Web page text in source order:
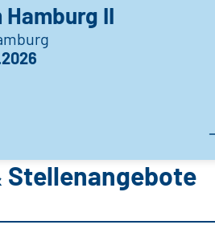
II
Stellenangebote